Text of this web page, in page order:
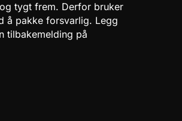
tygt frem. Derfor bruker
å pakke forsvarlig. Legg
tilbakemelding på